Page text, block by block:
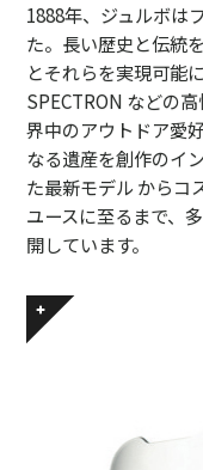
1888年、ジュルボは
た。長い歴史と伝統
とそれらを実現可能
SPECTRON などの
界中のアウトドア愛
なる遺産を創作のイ
た最新モデル からコ
ユースに至るまで、
開しています。